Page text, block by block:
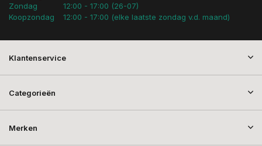
Zondag
Koopzondag
12:00 - 17:00 (26-07)
12:00 - 17:00 (elke laatste zondag v.d. maand)
Klantenservice
Categorieën
Merken